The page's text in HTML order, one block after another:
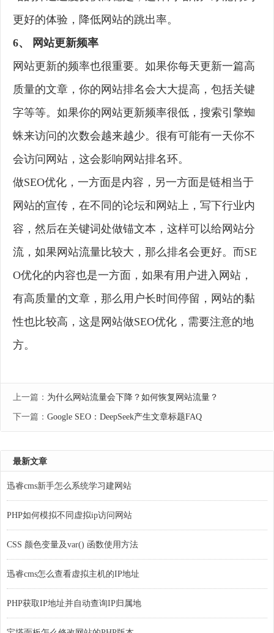
更好的体验，降低网站的跳出率。
6、 网站更新频率
网站更新的频率也很重要。如果你每天更新一篇高
质量的文章，你的网站排名会大大提高，包括关键
字等等。如果你的网站更新频率很低，搜索引擎蜘
蛛来访问的次数会越来越少。很有可能有一天你不
会访问网站，这会影响网站排名环。
做SEO优化，一方面是内容，另一方面是链相当于
网站的宣传，在不同的论坛和网站上，写下行业内
容，然后在关键词处做锚文本，这样可以给网站分
流，如果网站流量比较大，那么排名会更好。而SE
O优化的内容也是一方面，如果有用户进入网站，
有高质量的文章，那么用户长时间停留，网站的黏
性也比较高，这是网站做SEO优化，需要注意的地
方。
上一篇： 为什么网站流量会下降？如何恢复网站流量？
下一篇： Google SEO：DeepSeek产生文章标题FAQ
最新文章
迅睿cms新手怎么系统学习建网站
PHP如何模拟不同虚拟ip访问网站
CSS 颜色变量及var() 函数使用方法
迅睿cms怎么查看虚拟主机的IP地址
PHP获取IP地址并自动查询IP归属地